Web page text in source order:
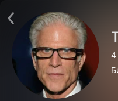
4
О сервисе
Политика
Открыть приложение
Установить на ТВ